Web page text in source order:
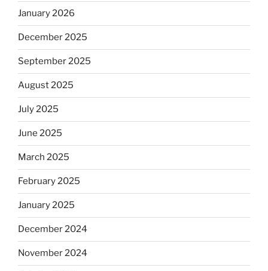
January 2026
December 2025
September 2025
August 2025
July 2025
June 2025
March 2025
February 2025
January 2025
December 2024
November 2024